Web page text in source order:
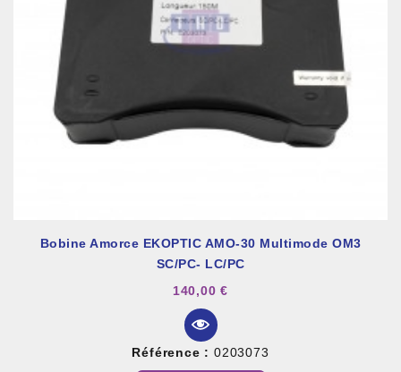
Bobine Amorce EKOPTIC AMO-30 Multimode OM3
SC/PC- LC/PC
140,00 €
Référence : 0203073